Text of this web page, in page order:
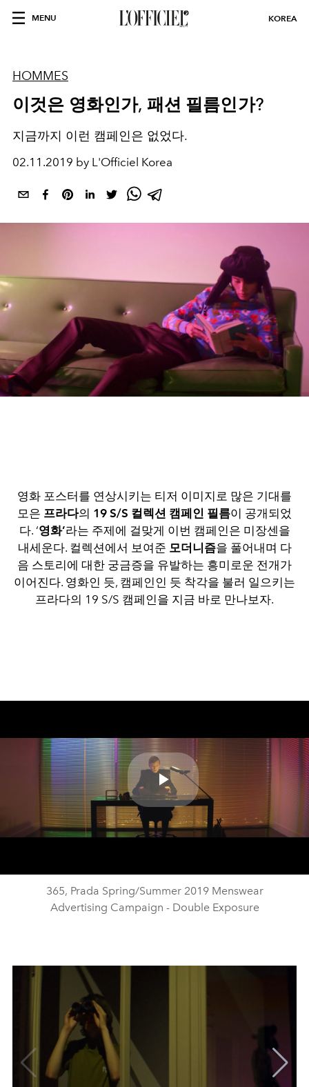
MENU KOREA
HOMMES
이것은 영화인가, 패션 필름인가?
지금까지 이런 캠페인은 없었다.
02.11.2019 by L'Officiel Korea
영화 포스터를 연상시키는 티저 이미지로 많은 기대를
모은 프라다의 19 S/S 컬렉션 캠페인 필름이 공개되었
다. ‘영화’라는 주제에 걸맞게 이번 캠페인은 미장센을
내세운다. 컬렉션에서 보여준 모더니즘을 풀어내며 다
음 스토리에 대한 궁금증을 유발하는 흥미로운 전개가
이어진다. 영화인 듯, 캠페인인 듯 착각을 불러 일으키는
프라다의 19 S/S 캠페인을 지금 바로 만나보자.
Play
365, Prada Spring/Summer 2019 Menswear
Advertising Campaign - Double Exposure